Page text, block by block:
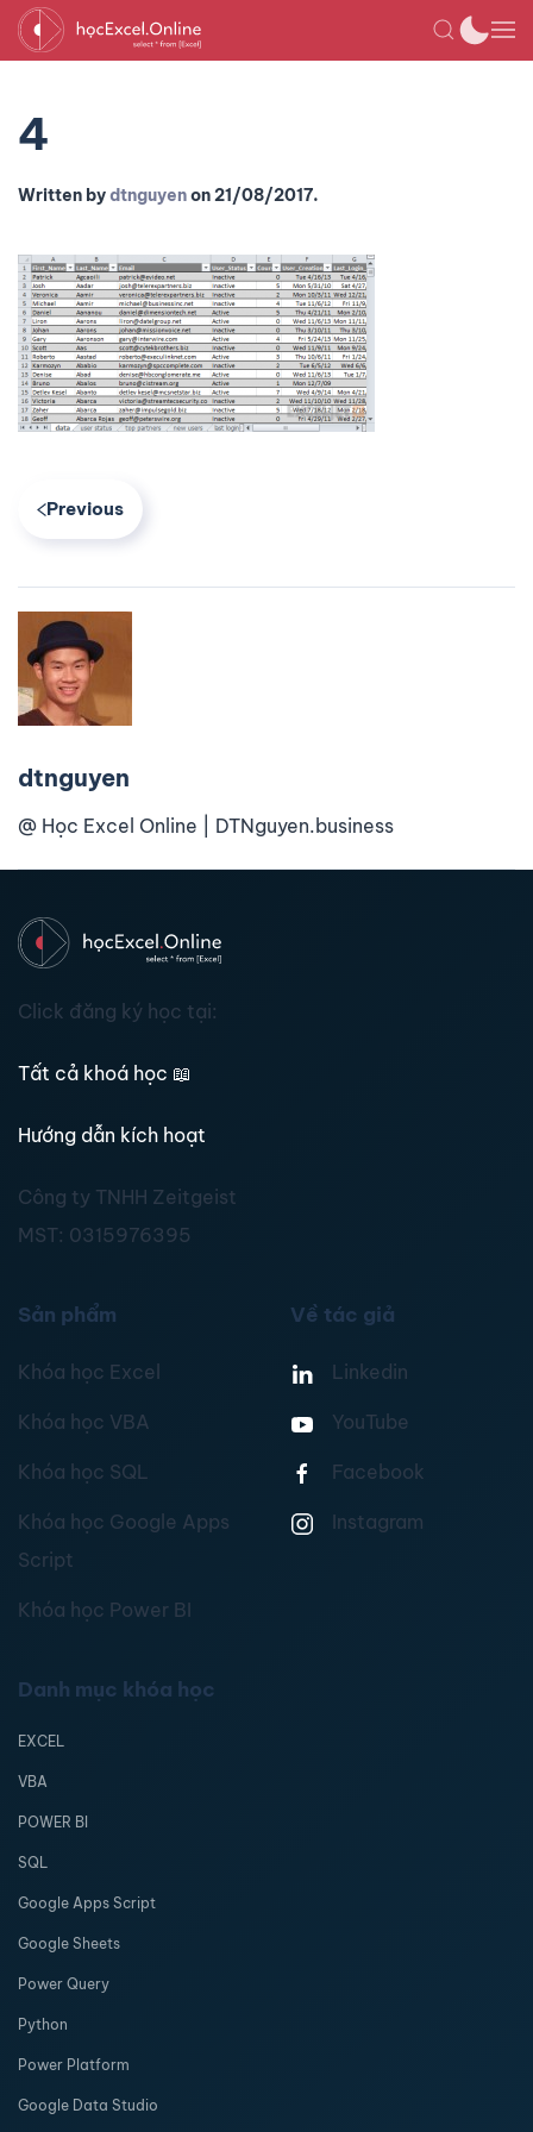
4
Written bydtnguyenon21/08/2017.
Previous
dtnguyen
@ Học Excel Online | DTNguyen.business
Click đăng ký học tại:
Tất cả khoá học 📖
Hướng dẫn kích hoạt
Công ty TNHH Zeitgeist
MST: 0315976395
Sản phẩm
Khóa học Excel
Khóa học VBA
Khóa học SQL
Khóa học Google Apps
Script
Khóa học Power BI
Về tác giả
Linkedin
YouTube
Facebook
Instagram
Danh mục khóa học
EXCEL
VBA
POWER BI
SQL
Google Apps Script
Google Sheets
Power Query
Python
Power Platform
Google Data Studio